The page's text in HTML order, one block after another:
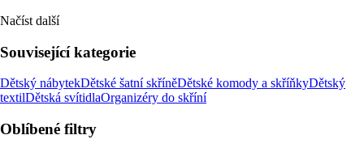
Načíst další
Související kategorie
Dětský nábytekDětské šatní skříněDětské komody a skříňkyDětský
textilDětská svítidlaOrganizéry do skříní
Oblíbené filtry